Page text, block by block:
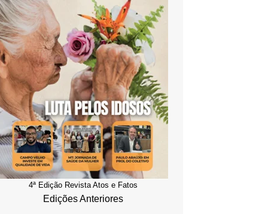
4ª Edição Revista Atos e Fatos
Edições Anteriores